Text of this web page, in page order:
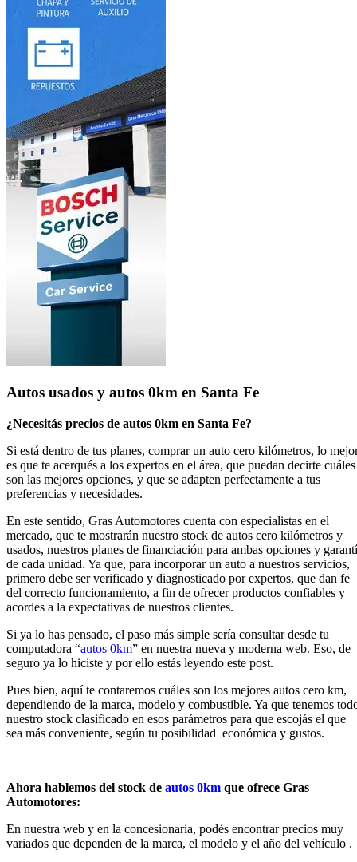
Autos usados y autos 0km en Santa Fe
¿Necesitás precios de autos 0km en Santa Fe?
Si está dentro de tus planes, comprar un auto cero kilómetros, lo
es que te acerqués a los expertos en el área, que puedan decirte cuáles
son las mejores opciones, y que se adapten perfectamente a tus
preferencias y necesidades.
En este sentido, Gras Automotores cuenta con especialistas en el
mercado, que te mostrarán nuestro stock de autos cero kilómetros y
usados, nuestros planes de financiación para ambas opciones y
de cada unidad. Ya que, para incorporar un auto a nuestros servicios,
primero debe ser verificado y diagnosticado por expertos, que dan fe
del correcto funcionamiento, a fin de ofrecer productos confiables y
acordes a la expectativas de nuestros clientes.
Si ya lo has pensado, el paso más simple sería consultar desde tu
computadora “autos 0km” en nuestra nueva y moderna web. Eso, de
seguro ya lo hiciste y por ello estás leyendo este post.
Pues bien, aquí te contaremos cuáles son los mejores autos cero km,
dependiendo de la marca, modelo y combustible. Ya que tenemos
nuestro stock clasificado en esos parámetros para que escojás el que
sea más conveniente, según tu posibilidad económica y gustos.
Ahora hablemos del stock de autos 0km que ofrece Gras
Automotores:
En nuestra web y en la concesionaria, podés encontrar precios muy
variados que dependen de la marca, el modelo y el año del vehículo .